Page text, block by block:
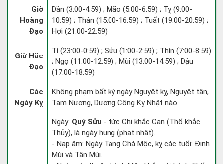
Giờ
Hoàng
Đạo
Dần (3:00-4:59) ; Mão (5:00-6:59) ; Tỵ (9:00-
10:59) ; Thân (15:00-16:59) ; Tuất (19:00-20:59) ;
Hợi (21:00-22:59)
Giờ Hắc
Đạo
Tí (23:00-0:59) ; Sửu (1:00-2:59) ; Thìn (7:00-8:59)
; Ngọ (11:00-12:59) ; Mùi (13:00-14:59) ; Dậu
(17:00-18:59)
Các
Ngày Kỵ
Không phạm bất kỳ ngày Nguyệt kỵ, Nguyệt tận,
Tam Nương, Dương Công Kỵ Nhật nào.
Ngày: Quý Sửu - tức Chi khắc Can (Thổ khắc
Thủy), là ngày hung (phạt nhật).
- Nạp âm: Ngày Tang Chá Mộc, kỵ các tuổi: Đinh
Mùi và Tân Mùi.